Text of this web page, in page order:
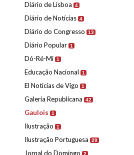
Diário de Lisboa 4
Diário de Notícias 4
Diário do Congresso 13
Diário Popular 1
Dó-Ré-Mi 1
Educação Nacional 1
El Noticias de Vigo 1
Galeria Republicana 42
Gaulois 1
Ilustração 1
Ilustração Portuguesa 29
Jornal do Domingo 2